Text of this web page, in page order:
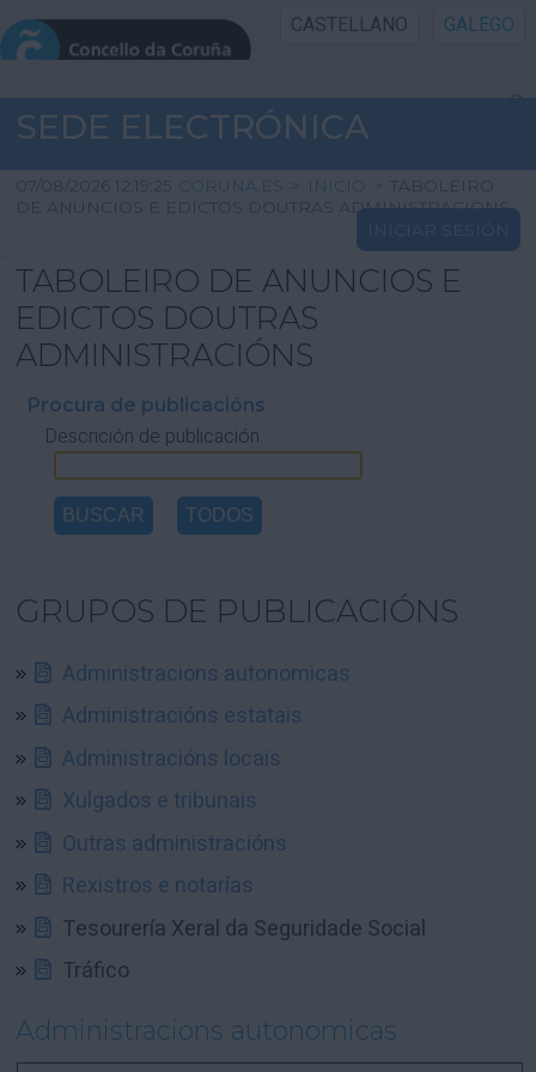
CASTELLANO GALEGO
INICIO SEDE
INICIO
INFORMACIÓN PÚBLICA
CARTAFOL CIDADÁN
UTILIDADES
AXUDA
SEDE ELECTRÓNICA
07/08/2026 12:19:25 CORUNA.ES > INICIO > TABOLEIRO
DE ANUNCIOS E EDICTOS DOUTRAS ADMINISTRACIÓNS
INICIAR SESIÓN
TABOLEIRO DE ANUNCIOS E
EDICTOS DOUTRAS
ADMINISTRACIÓNS
Procura de publicacións
Descrición de publicación
GRUPOS DE PUBLICACIÓNS
Administracions autonomicas
Administracións estatais
Administracións locais
Xulgados e tribunais
Outras administracións
Rexistros e notarías
Tesourería Xeral da Seguridade Social
Tráfico
Administracions autonomicas